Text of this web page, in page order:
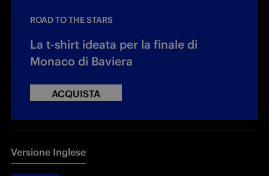
ROAD TO THE STARS
La t-shirt ideata per la finale di
Monaco di Baviera
ACQUISTA
Versione Inglese